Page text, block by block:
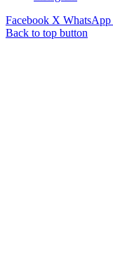
Facebook X WhatsApp
Back to top button